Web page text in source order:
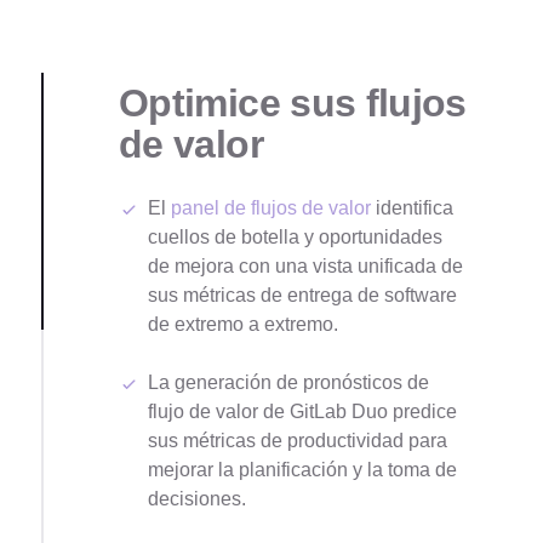
Optimice sus flujos
de valor
El panel de flujos de valor identifica
cuellos de botella y oportunidades
de mejora con una vista unificada de
sus métricas de entrega de software
de extremo a extremo.
La generación de pronósticos de
flujo de valor de GitLab Duo predice
sus métricas de productividad para
mejorar la planificación y la toma de
decisiones.